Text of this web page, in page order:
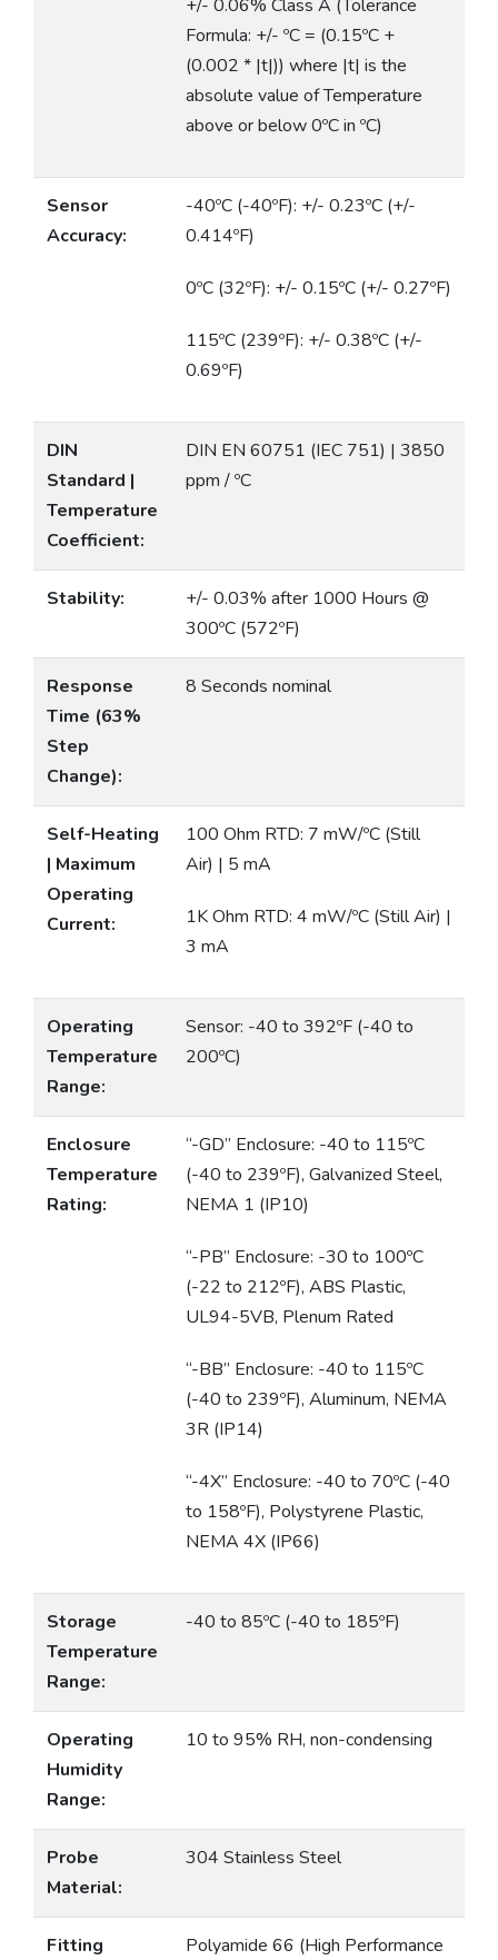
+/- 0.06% Class A (Tolerance
Formula: +/- ºC = (0.15ºC +
(0.002 * |t|)) where |t| is the
absolute value of Temperature
above or below 0ºC in ºC)
Sensor
Accuracy:
-40ºC (-40ºF): +/- 0.23ºC (+/-
0.414ºF)
0ºC (32ºF): +/- 0.15ºC (+/- 0.27ºF)
115ºC (239ºF): +/- 0.38ºC (+/-
0.69ºF)
DIN
Standard |
Temperature
Coefficient:
DIN EN 60751 (IEC 751) | 3850
ppm / ºC
Stability:
+/- 0.03% after 1000 Hours @
300ºC (572ºF)
Response
Time (63%
Step
Change):
8 Seconds nominal
Self-Heating
| Maximum
Operating
Current:
100 Ohm RTD: 7 mW/ºC (Still
Air) | 5 mA
1K Ohm RTD: 4 mW/ºC (Still Air) |
3 mA
Operating
Temperature
Range:
Sensor: -40 to 392ºF (-40 to
200ºC)
Enclosure
Temperature
Rating:
“-GD” Enclosure: -40 to 115ºC
(-40 to 239ºF), Galvanized Steel,
NEMA 1 (IP10)
“-PB” Enclosure: -30 to 100ºC
(-22 to 212ºF), ABS Plastic,
UL94-5VB, Plenum Rated
“-BB” Enclosure: -40 to 115ºC
(-40 to 239ºF), Aluminum, NEMA
3R (IP14)
“-4X” Enclosure: -40 to 70ºC (-40
to 158ºF), Polystyrene Plastic,
NEMA 4X (IP66)
Storage
Temperature
Range:
-40 to 85ºC (-40 to 185ºF)
Operating
Humidity
Range:
10 to 95% RH, non-condensing
Probe
Material:
304 Stainless Steel
Fitting
Polyamide 66 (High Performance